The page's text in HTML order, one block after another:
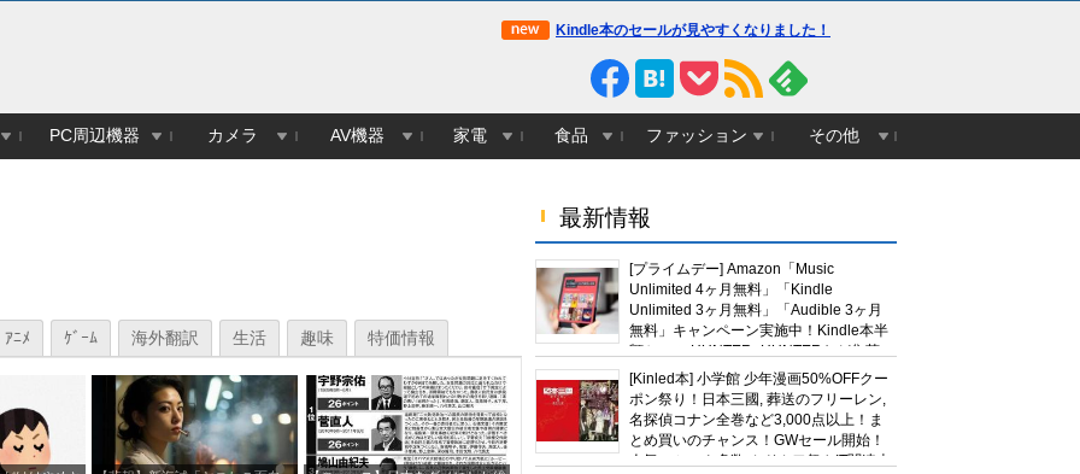
Kindle本のセールが見やすくなりました！
PC周辺機器 カメラ AV機器 家電 食品 ファッション その他
ｱﾆﾒ ｹﾞｰﾑ 海外翻訳 生活 趣味 特価情報
最新情報
[プライムデー] Amazon「Music
Unlimited 4ヶ月無料」「Kindle
Unlimited 3ヶ月無料」「Audible 3ヶ月
無料」キャンペーン実施中！Kindle本半
額セール HUNTER×HUNTERなど集英
社、無職転生,幼女戦記など
KADOKAWA、キャプテン翼100円セー
ルも！
[Kinled本] 小学館 少年漫画50%OFFクー
ポン祭り！日本三國, 葬送のフリーレン,
名探偵コナン全巻など3,000点以上！ま
とめ買いのチャンス！GWセール開始！
人気コミック多数 カドカワ祭やIT関連本